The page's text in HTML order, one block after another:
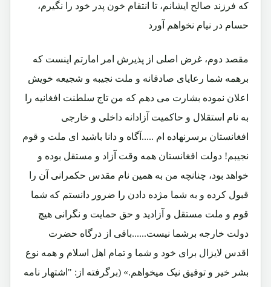
که فرزند صالح ایشانم، تا انتقام خون پدر خود را نگیرم،
حسام در نیام نخواهم آورد
مقصد دوم، غرض اصلی از پذیرش امر امارتم اینست که
برهمه شما رعایای صادقانه و ملت نجیبه و شجیعه خویش
اعلان نموده بشارت می دهم که من تاج سلطنت افغانیه را
به نام استقلال و حاکمیت آزادانه داخلی و خارجی
افغانستان برسرنهاده ام .....آگاه و دانا باشید ای ملت و قوم
نجیبم! دولت افغانستان همه وقت آزاد و مستقل بوده و
خواهد بود، چنانچه من به همین نام مقدس حکمرانی آن را
قبول کرده و به شما مژده دادن را ضرور دانستم که شما
قوم و ملت مستقل و آزادید و حق حمایت و نگرانی هیچ
دولت خارجه برشما نیست......باقی از درگاه حضرت
اقدس لایزال برای خود و شما و تمام اهل اسلام و همه نوع
بشر خیر و توفیق نیک میخواهم.» (برگرفته از: "اشتهار نامه